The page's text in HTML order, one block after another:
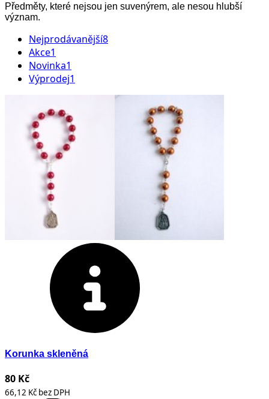
Předměty, které nejsou jen suvenýrem, ale nesou hlubší
význam.
Nejprodávanější8
Akce1
Novinka1
Výprodej1
Korunka skleněná
80 Kč
66,12 Kč bez DPH